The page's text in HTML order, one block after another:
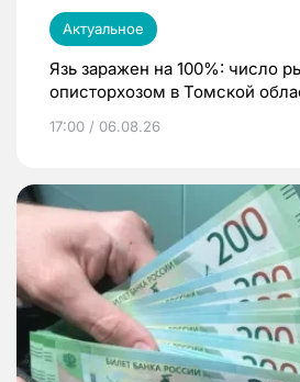
Актуальное
Язь заражен на 100%: число
описторхозом в Томской
17:00 / 06.08.26